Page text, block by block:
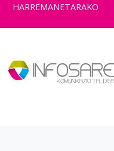
HARREMANETARAKO